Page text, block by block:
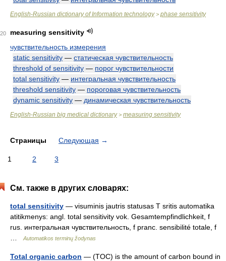
English-Russian dictionary of Information technology> phase sensitivity
20
measuring sensitivity
чувствительность измерения
static sensitivity — статическая чувствительность
threshold of sensitivity — порог чувствительности
total sensitivity — интегральная чувствительность
threshold sensitivity — пороговая чувствительность
dynamic sensitivity — динамическая чувствительность
English-Russian big medical dictionary> measuring sensitivity
Страницы Следующая →
1 2 3
См. также в других словарях:
total sensitivity — visuminis jautris statusas T sritis automatika
atitikmenys: angl. total sensitivity vok. Gesamtempfindlichkeit, f
rus. интегральная чувствительность, f pranc. sensibilité totale, f
Automatikos terminų žodynas
Total organic carbon — (TOC) is the amount of carbon bound in